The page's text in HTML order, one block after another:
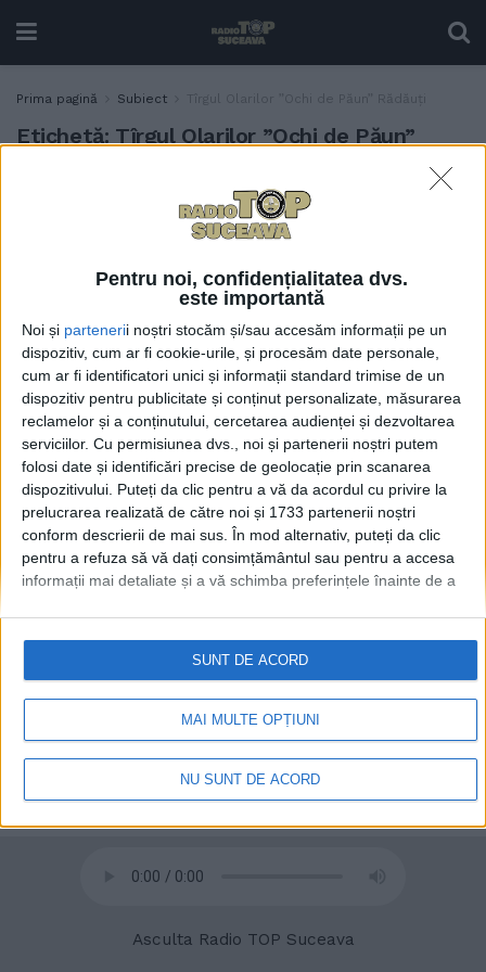
Pentru noi, confidențialitatea dvs.
este importantă
Noi și partenerii noștri stocăm și/sau accesăm informații pe un
dispozitiv, cum ar fi cookie-urile, și procesăm date personale,
cum ar fi identificatori unici și informații standard trimise de un
dispozitiv pentru publicitate și conținut personalizate, măsurarea
reclamelor și a conținutului, cercetarea audienței și dezvoltarea
serviciilor. Cu permisiunea dvs., noi și partenerii noștri putem
folosi date și identificări precise de geolocație prin scanarea
dispozitivului. Puteți da clic pentru a vă da acordul cu privire la
prelucrarea realizată de către noi și 1733 partenerii noștri
conform descrierii de mai sus. În mod alternativ, puteți da clic
pentru a refuza să vă dați consimțământul sau pentru a accesa
informații mai detaliate și a vă schimba preferințele înainte de a
retrageți consimțământul în orice moment, revenind la acest site
și făcând clic pe butonul "Confidențialitate" din partea de jos a
paginii web.
MAI MULTE OPȚIUNI
NU SUNT DE ACORD
SUNT DE ACORD
Prima pagină Subiect Tîrgul Olarilor ”Ochi de Păun” Rădăuți
Etichetă: Tîrgul Olarilor ”Ochi de Păun”
Ceramiști din Marginea,
Horezu și Deva, și concerte
Rădăuți, între 23 și 25
august
19 AUGUST, 2024
Oale, sticlărie, pielărie,
sculptură în lemn,
împletituri, icoane și ouă
încondeiate, la Tîrgul
Olarilor ”Ochi de Păun” de
la Rădăuți
25 AUGUST, 2023
Radio TOP Suceava 104 FM
Asculta Radio TOP Suceava